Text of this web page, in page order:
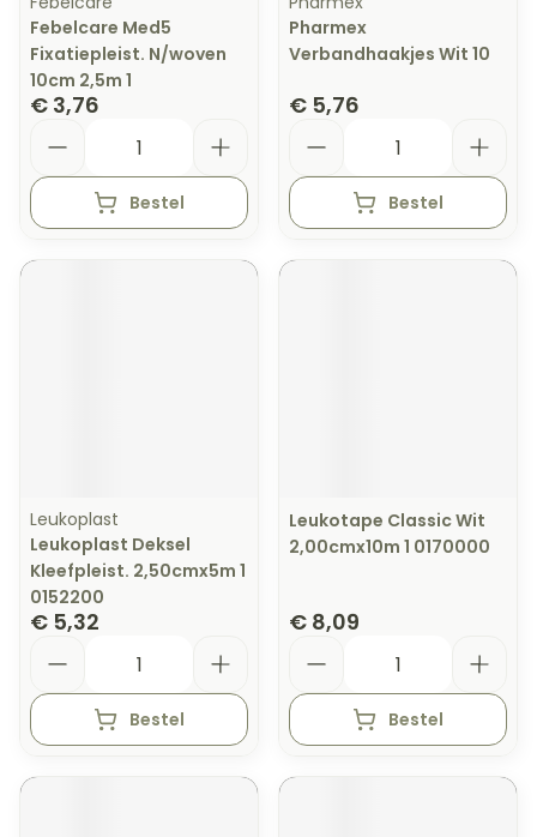
Febelcare Med5
Fixatiepleist. N/woven
10cm 2,5m 1
€ 3,76
Bestel
Pharmex
Verbandhaakjes Wit 10
€ 5,76
Bestel
Leukoplast
Leukoplast Deksel
Kleefpleist. 2,50cmx5m 1
0152200
€ 5,32
Bestel
Leukotape Classic Wit
2,00cmx10m 1 0170000
€ 8,09
Bestel